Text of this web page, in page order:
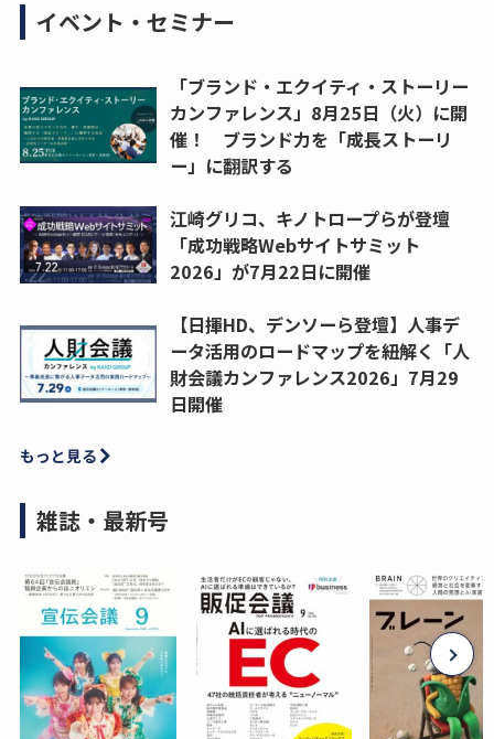
イベント・セミナー
「ブランド・エクイティ・ストーリー
カンファレンス」8月25日（火）に開
催！ ブランド力を「成長ストーリ
ー」に翻訳する
江崎グリコ、キノトロープらが登壇
「成功戦略Webサイトサミット
2026」が7月22日に開催
【日揮HD、デンソーら登壇】人事デ
ータ活用のロードマップを紐解く「人
財会議カンファレンス2026」7月29
日開催
もっと見る
雑誌・最新号